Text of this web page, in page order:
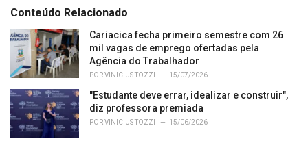
e
o
e
:
Conteúdo Relacionado
Cariacica fecha primeiro semestre com 26
mil vagas de emprego ofertadas pela
Agência do Trabalhador
PORVINICIUS TOZZI 15/07/2026
"Estudante deve errar, idealizar e construir",
diz professora premiada
PORVINICIUS TOZZI 15/06/2026